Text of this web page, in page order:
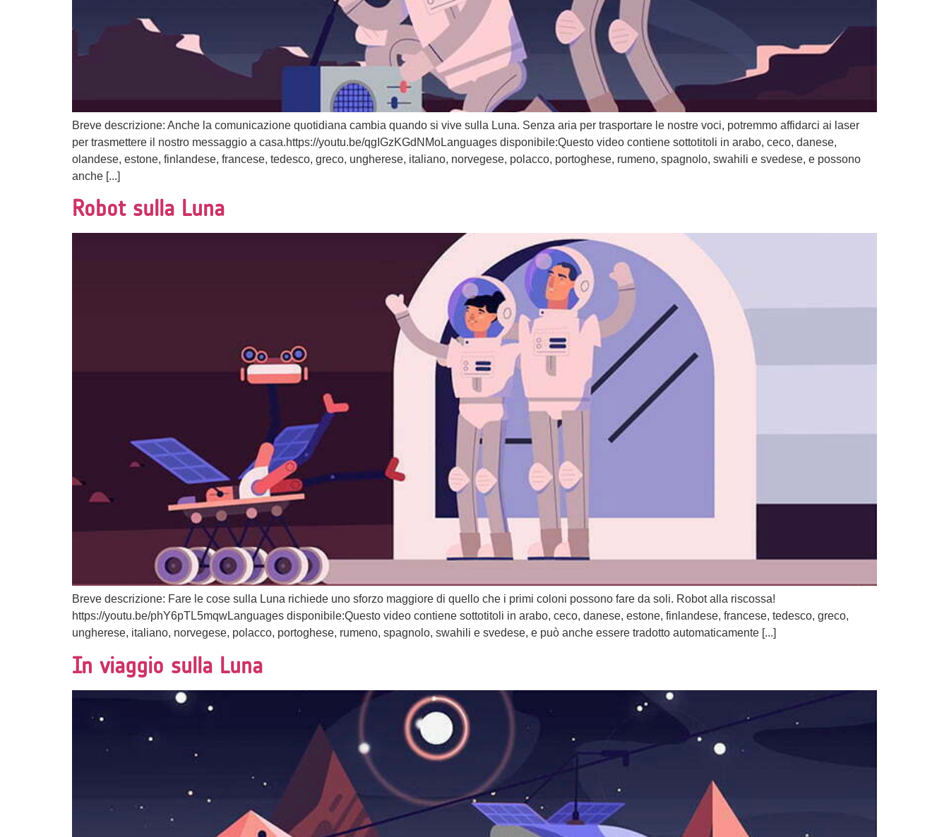
Breve descrizione: Anche la comunicazione quotidiana cambia quando si vive sulla Luna. Senza aria per trasportare le nostre voci, potremmo affidarci ai laser
per trasmettere il nostro messaggio a casa.https://youtu.be/qgIGzKGdNMoLanguages disponibile:Questo video contiene sottotitoli in arabo, ceco, danese,
olandese, estone, finlandese, francese, tedesco, greco, ungherese, italiano, norvegese, polacco, portoghese, rumeno, spagnolo, swahili e svedese, e possono
anche [...]
Robot sulla Luna
Breve descrizione: Fare le cose sulla Luna richiede uno sforzo maggiore di quello che i primi coloni possono fare da soli. Robot alla riscossa!
https://youtu.be/phY6pTL5mqwLanguages disponibile:Questo video contiene sottotitoli in arabo, ceco, danese, estone, finlandese, francese, tedesco, greco,
ungherese, italiano, norvegese, polacco, portoghese, rumeno, spagnolo, swahili e svedese, e può anche essere tradotto automaticamente [...]
In viaggio sulla Luna